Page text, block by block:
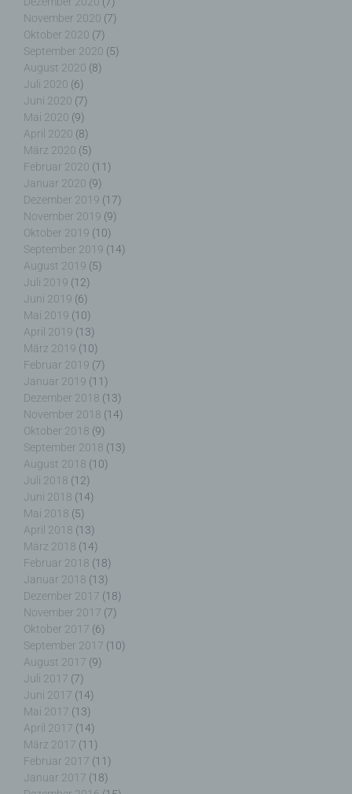
November 2020 (7)
Oktober 2020 (7)
September 2020 (5)
August 2020 (8)
Juli 2020 (6)
Juni 2020 (7)
Mai 2020 (9)
April 2020 (8)
März 2020 (5)
Februar 2020 (11)
Januar 2020 (9)
Dezember 2019 (17)
November 2019 (9)
Oktober 2019 (10)
September 2019 (14)
August 2019 (5)
Juli 2019 (12)
Juni 2019 (6)
Mai 2019 (10)
April 2019 (13)
März 2019 (10)
Februar 2019 (7)
Januar 2019 (11)
Dezember 2018 (13)
November 2018 (14)
Oktober 2018 (9)
September 2018 (13)
August 2018 (10)
Juli 2018 (12)
Juni 2018 (14)
Mai 2018 (5)
April 2018 (13)
März 2018 (14)
Februar 2018 (18)
Januar 2018 (13)
Dezember 2017 (18)
November 2017 (7)
Oktober 2017 (6)
September 2017 (10)
August 2017 (9)
Juli 2017 (7)
Juni 2017 (14)
Mai 2017 (13)
April 2017 (14)
März 2017 (11)
Februar 2017 (11)
Januar 2017 (18)
angegebenen personenbezogenen Daten
gespeichert.
Registrierung auf unserer Internetseite
Die betroffene Person hat die Möglichkeit, sich auf
der Internetseite des für die Verarbeitung
Verantwortlichen unter Angabe von
personenbezogenen Daten zu registrieren.
Welche personenbezogenen Daten dabei an den
für die Verarbeitung Verantwortlichen übermittelt
werden, ergibt sich aus der jeweiligen
Eingabemaske, die für die Registrierung
verwendet wird. Die von der betroffenen Person
eingegebenen personenbezogenen Daten werden
ausschließlich für die interne Verwendung bei dem
für die Verarbeitung Verantwortlichen und für
eigene Zwecke erhoben und gespeichert. Der für
die Verarbeitung Verantwortliche kann die
Weitergabe an einen oder mehrere
Auftragsverarbeiter, beispielsweise einen
Paketdienstleister, veranlassen, der die
personenbezogenen Daten ebenfalls
ausschließlich für eine interne Verwendung, die
dem für die Verarbeitung Verantwortlichen
zuzurechnen ist, nutzt.
Durch eine Registrierung auf der Internetseite des
für die Verarbeitung Verantwortlichen wird ferner
die vom Internet-Service-Provider (ISP) der
betroffenen Person vergebene IP-Adresse, das
Datum sowie die Uhrzeit der Registrierung
gespeichert. Die Speicherung dieser Daten erfolgt
vor dem Hintergrund, dass nur so der Missbrauch
unserer Dienste verhindert werden kann, und
diese Daten im Bedarfsfall ermöglichen,
begangene Straftaten aufzuklären. Insofern ist die
Speicherung dieser Daten zur Absicherung des für
die Verarbeitung Verantwortlichen erforderlich.
Eine Weitergabe dieser Daten an Dritte erfolgt
grundsätzlich nicht, sofern keine gesetzliche
Pflicht zur Weitergabe besteht oder die Weitergabe
der Strafverfolgung dient.
Die Registrierung der betroffenen Person unter
freiwilliger Angabe personenbezogener Daten
dient dem für die Verarbeitung Verantwortlichen
dazu, der betroffenen Person Inhalte oder